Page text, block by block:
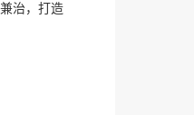
治，打造